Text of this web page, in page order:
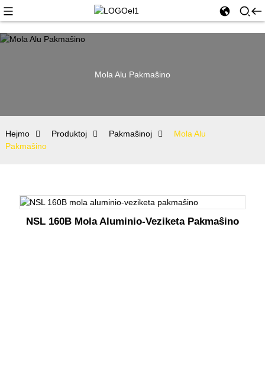
Mola Alu Pakmaŝino
Hejmo Produktoj Pakmaŝinoj
Mola Alu
Pakmaŝino
NSL 160B Mola Aluminio-Veziketa Pakmaŝino